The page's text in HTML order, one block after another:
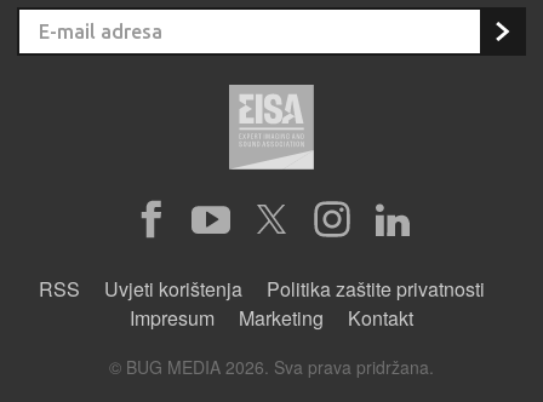
RSS Uvjeti korištenja
Politika zaštite privatnosti
Impresum
Marketing Kontakt
© BUG MEDIA 2026. Sva prava pridržana.